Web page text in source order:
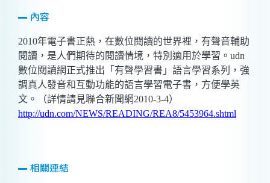
內容
2010年電子書正熱，在數位閱讀的世界裡，有聲音輔助
閱讀，是人們期待的閱讀情境，特別適用於學習。 udn
數位閱讀網正式推出「有聲學習書」語言學習系列，強
調真人發音和互動功能的語言學習電子書，方便學英
文。（詳情請見聯合新聞網2010-3-4）
http://udn.com/NEWS/READING/REA8/5453964.shtml
相關連結